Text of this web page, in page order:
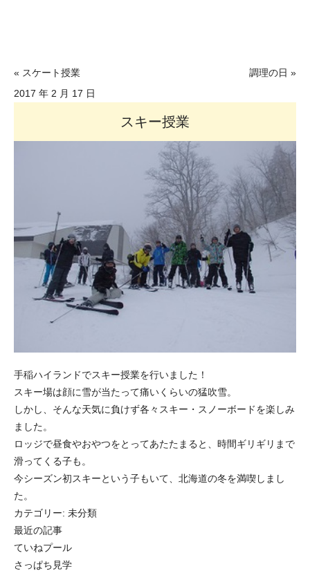
« スケート授業
調理の日 »
2017 年 2 月 17 日
スキー授業
手稲ハイランドでスキー授業を行いました！
スキー場は顔に雪が当たって痛いくらいの猛吹雪。
しかし、そんな天気に負けず各々スキー・スノーボードを楽しみ
ました。
ロッジで昼食やおやつをとってあたたまると、時間ギリギリまで
滑ってくる子も。
今シーズン初スキーという子もいて、北海道の冬を満喫しまし
た。
カテゴリー: 未分類
最近の記事
ていねプール
さっぱち見学